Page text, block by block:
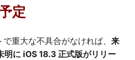
定
重大な不具合がなければ、 来
に iOS 18.3 正式版がリリー